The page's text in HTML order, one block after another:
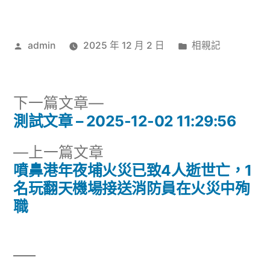
作
admin 2025 年 12 月 2 日
分
相親記
文
章
導
覽
上一篇文章
一
篇
噴鼻港年夜埔火災已致4人逝世亡，1
名玩翻天機場接送消防員在火災中殉
職
下一篇文章
下
一
章:
測試文章 – 2025-12-02 11:29:56